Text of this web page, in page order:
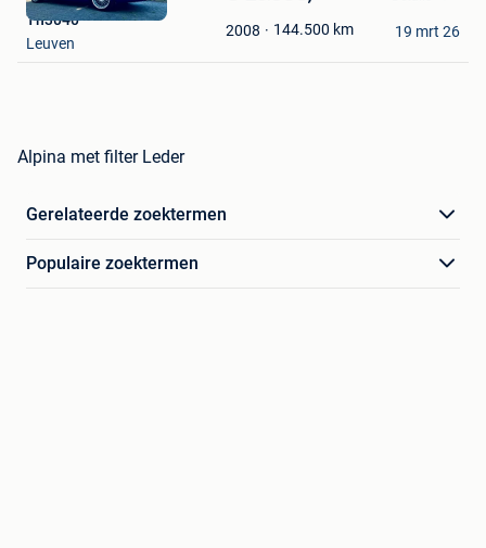
in
2008 144.500 km
Th3040
Leuven
19 mrt 26
Alpina met filter Leder
Gerelateerde zoektermen
Populaire zoektermen